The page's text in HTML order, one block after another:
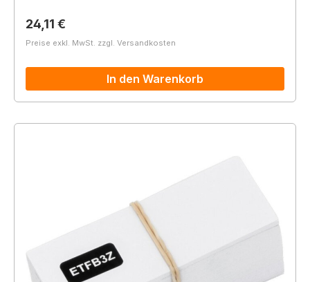
Regulärer Preis:
24,11 €
Preise exkl. MwSt. zzgl. Versandkosten
In den Warenkorb